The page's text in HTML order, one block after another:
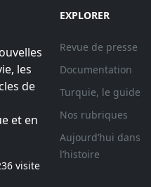
les
de
et en
visite
EXPLORER
Revue de presse
Documentation
Turquie, le guide
Nos rubriques
Aujourd’hui dans
l’histoire